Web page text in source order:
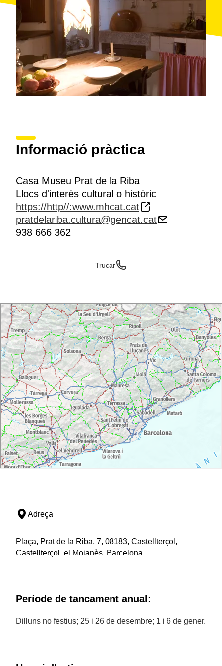
adovellat, el gran sòcol de pedra ben tallada que
emmarca totes les obertures i els esgrafiats, de caire
senzill.
Algunes de les habitacions de la casa també
s'utilitzen com asales d'exposicionsi conferències.
Des del 2004 el museu forma part de laxarxa
de
museus gestionats pelMuseu d'Història de Catalunya
(MHC) i es pot visitar.
Informació pràctica
Casa Museu Prat de la Riba
Llocs d'interès cultural o històric
https://http//:www.mhcat.cat
pratdelariba.cultura@gencat.cat
938 666 362
Trucar
Adreça
Plaça, Prat de la Riba, 7, 08183, Castellterçol,
Castellterçol, el Moianès, Barcelona
Període de tancament anual:
Dilluns no festius; 25 i 26 de desembre; 1 i 6 de gener.